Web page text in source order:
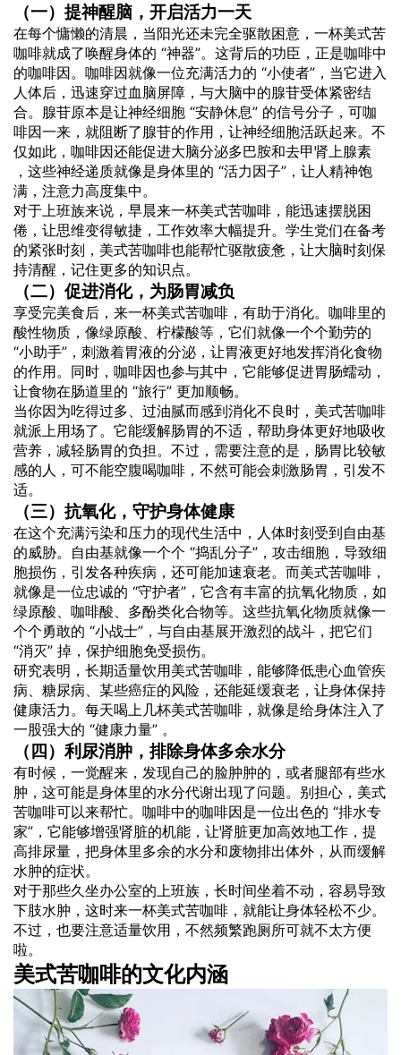
（一）提神醒脑，开启活力一天
在每个慵懒的清晨，当阳光还未完全驱散困意，一杯美式苦
咖啡就成了唤醒身体的 “神器”。这背后的功臣，正是咖啡中
的咖啡因。咖啡因就像一位充满活力的 “小使者”，当它进入
人体后，迅速穿过血脑屏障，与大脑中的腺苷受体紧密结
合。腺苷原本是让神经细胞 “安静休息” 的信号分子，可咖
啡因一来，就阻断了腺苷的作用，让神经细胞活跃起来。不
仅如此，咖啡因还能促进大脑分泌多巴胺和去甲肾上腺素
，这些神经递质就像是身体里的 “活力因子”，让人精神饱
满，注意力高度集中。
对于上班族来说，早晨来一杯美式苦咖啡，能迅速摆脱困
倦，让思维变得敏捷，工作效率大幅提升。学生党们在备考
的紧张时刻，美式苦咖啡也能帮忙驱散疲惫，让大脑时刻保
持清醒，记住更多的知识点。
（二）促进消化，为肠胃减负
享受完美食后，来一杯美式苦咖啡，有助于消化。咖啡里的
酸性物质，像绿原酸、柠檬酸等，它们就像一个个勤劳的
“小助手”，刺激着胃液的分泌，让胃液更好地发挥消化食物
的作用。同时，咖啡因也参与其中，它能够促进胃肠蠕动，
让食物在肠道里的 “旅行” 更加顺畅。
当你因为吃得过多、过油腻而感到消化不良时，美式苦咖啡
就派上用场了。它能缓解肠胃的不适，帮助身体更好地吸收
营养，减轻肠胃的负担。不过，需要注意的是，肠胃比较敏
感的人，可不能空腹喝咖啡，不然可能会刺激肠胃，引发不
适。
（三）抗氧化，守护身体健康
在这个充满污染和压力的现代生活中，人体时刻受到自由基
的威胁。自由基就像一个个 “捣乱分子”，攻击细胞，导致细
胞损伤，引发各种疾病，还可能加速衰老。而美式苦咖啡，
就像是一位忠诚的 “守护者”，它含有丰富的抗氧化物质，如
绿原酸、咖啡酸、多酚类化合物等。这些抗氧化物质就像一
个个勇敢的 “小战士”，与自由基展开激烈的战斗，把它们
“消灭” 掉，保护细胞免受损伤。
研究表明，长期适量饮用美式苦咖啡，能够降低患心血管疾
病、糖尿病、某些癌症的风险，还能延缓衰老，让身体保持
健康活力。每天喝上几杯美式苦咖啡，就像是给身体注入了
一股强大的 “健康力量” 。
（四）利尿消肿，排除身体多余水分
有时候，一觉醒来，发现自己的脸肿肿的，或者腿部有些水
肿，这可能是身体里的水分代谢出现了问题。别担心，美式
苦咖啡可以来帮忙。咖啡中的咖啡因是一位出色的 “排水专
家”，它能够增强肾脏的机能，让肾脏更加高效地工作，提
高排尿量，把身体里多余的水分和废物排出体外，从而缓解
水肿的症状。
对于那些久坐办公室的上班族，长时间坐着不动，容易导致
下肢水肿，这时来一杯美式苦咖啡，就能让身体轻松不少。
不过，也要注意适量饮用，不然频繁跑厕所可就不太方便
啦。
美式苦咖啡的文化内涵